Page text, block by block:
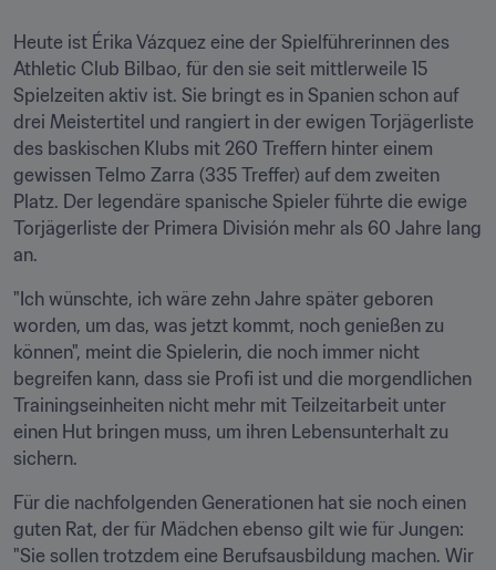
Heute ist Érika Vázquez eine der Spielführerinnen des
Athletic Club Bilbao, für den sie seit mittlerweile 15
Spielzeiten aktiv ist. Sie bringt es in Spanien schon auf
drei Meistertitel und rangiert in der ewigen Torjägerliste
des baskischen Klubs mit 260 Treffern hinter einem
gewissen Telmo Zarra (335 Treffer) auf dem zweiten
Platz. Der legendäre spanische Spieler führte die ewige
Torjägerliste der Primera División mehr als 60 Jahre lang
an.
"Ich wünschte, ich wäre zehn Jahre später geboren
worden, um das, was jetzt kommt, noch genießen zu
können", meint die Spielerin, die noch immer nicht
begreifen kann, dass sie Profi ist und die morgendlichen
Trainingseinheiten nicht mehr mit Teilzeitarbeit unter
einen Hut bringen muss, um ihren Lebensunterhalt zu
sichern.
Für die nachfolgenden Generationen hat sie noch einen
guten Rat, der für Mädchen ebenso gilt wie für Jungen:
"Sie sollen trotzdem eine Berufsausbildung machen. Wir